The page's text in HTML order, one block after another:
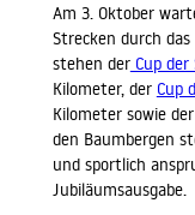
Am 3. Oktober
Strecken durch
stehen derCup der
Kilometer, der Cup
Kilometer sowie der
den Baumbergen
und sportlich
Jubiläumsausgabe.